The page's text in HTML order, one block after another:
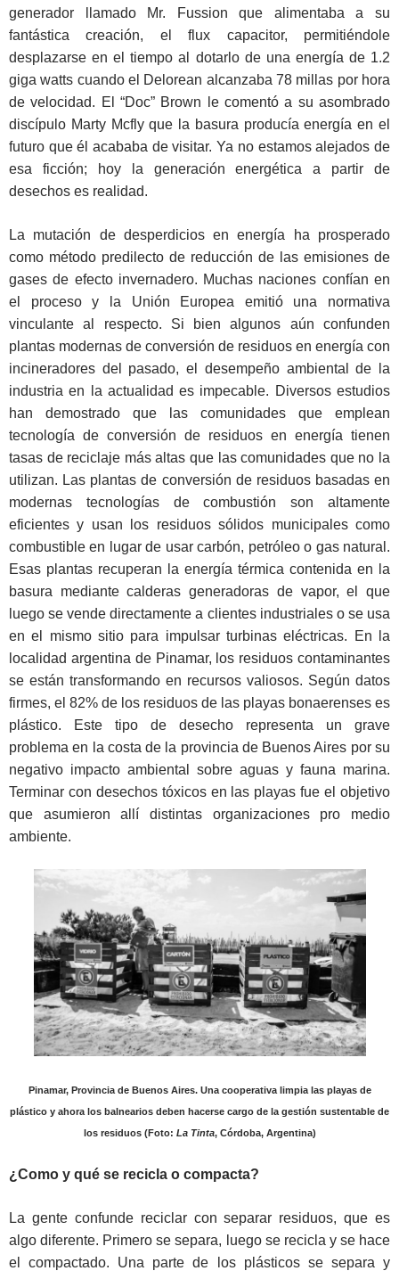
generador llamado Mr. Fussion que alimentaba a su
fantástica creación, el flux capacitor, permitiéndole
desplazarse en el tiempo al dotarlo de una energía de 1.2
giga watts cuando el Delorean alcanzaba 78 millas por hora
de velocidad. El “Doc” Brown le comentó a su asombrado
discípulo Marty Mcfly que la basura producía energía en el
futuro que él acababa de visitar. Ya no estamos alejados de
esa ficción; hoy la generación energética a partir de
desechos es realidad.
La mutación de desperdicios en energía ha prosperado
como método predilecto de reducción de las emisiones de
gases de efecto invernadero. Muchas naciones confían en
el proceso y la Unión Europea emitió una normativa
vinculante al respecto. Si bien algunos aún confunden
plantas modernas de conversión de residuos en energía con
incineradores del pasado, el desempeño ambiental de la
industria en la actualidad es impecable. Diversos estudios
han demostrado que las comunidades que emplean
tecnología de conversión de residuos en energía tienen
tasas de reciclaje más altas que las comunidades que no la
utilizan. Las plantas de conversión de residuos basadas en
modernas tecnologías de combustión son altamente
eficientes y usan los residuos sólidos municipales como
combustible en lugar de usar carbón, petróleo o gas natural.
Esas plantas recuperan la energía térmica contenida en la
basura mediante calderas generadoras de vapor, el que
luego se vende directamente a clientes industriales o se usa
en el mismo sitio para impulsar turbinas eléctricas. En la
localidad argentina de Pinamar, los residuos contaminantes
se están transformando en recursos valiosos. Según datos
firmes, el 82% de los residuos de las playas bonaerenses es
plástico. Este tipo de desecho representa un grave
problema en la costa de la provincia de Buenos Aires por su
negativo impacto ambiental sobre aguas y fauna marina.
Terminar con desechos tóxicos en las playas fue el objetivo
que asumieron allí distintas organizaciones pro medio
ambiente.
Pinamar, Provincia de Buenos Aires. Una cooperativa limpia las playas de
plástico y ahora los balnearios deben hacerse cargo de la gestión sustentable de
los residuos (Foto: La Tinta, Córdoba, Argentina)
¿Como y qué se recicla o compacta?
La gente confunde reciclar con separar residuos, que es
algo diferente. Primero se separa, luego se recicla y se hace
el compactado. Una parte de los plásticos se separa y